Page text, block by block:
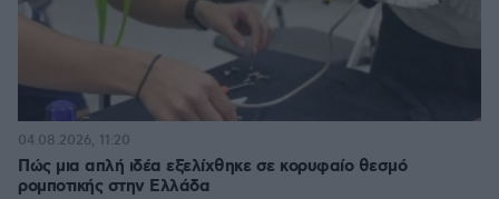
Πώς μια απλή ιδέα εξελίχθηκε σε κορυφαίο θεσμό
ρομποτικής στην Ελλάδα
04.08.2026, 11:20